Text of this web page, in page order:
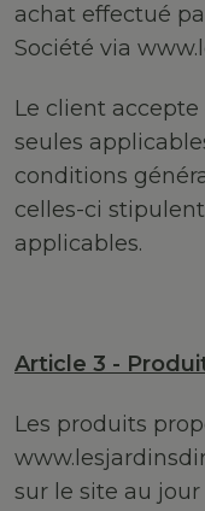
achat effectué
Société via
Le client
seules
conditions
celles-ci
applicables.
Article 3 -
Les produits
sur le site au